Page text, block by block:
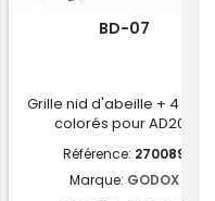
BD-07
Grille nid d'abeille + 4
colorés pour AD200
Référence: 270089
Marque: GODOX